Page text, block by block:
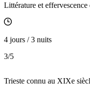
Littérature et
4 jours / 3 nuits
3/5
Trieste connu au XIXe